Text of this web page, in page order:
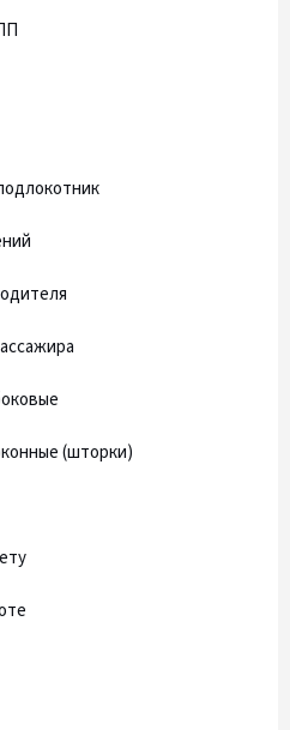
(шторки)